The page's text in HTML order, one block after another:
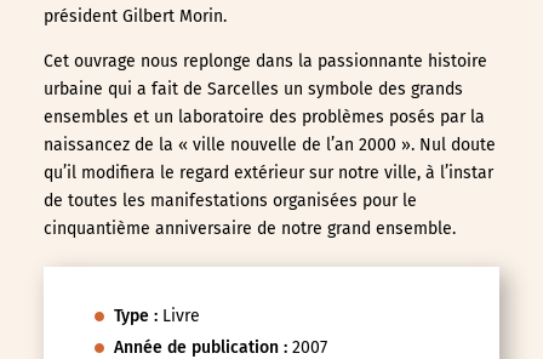
président Gilbert Morin.
Cet ouvrage nous replonge dans la passionnante histoire
urbaine qui a fait de Sarcelles un symbole des grands
ensembles et un laboratoire des problèmes posés par la
naissancez de la « ville nouvelle de l’an 2000 ». Nul doute
qu’il modifiera le regard extérieur sur notre ville, à l’instar
de toutes les manifestations organisées pour le
cinquantième anniversaire de notre grand ensemble.
Type : Livre
Année de publication : 2007